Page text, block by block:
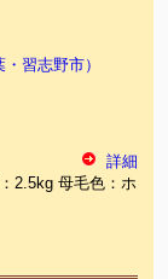
習志野市）
詳細
2.5kg 母毛色：ホ